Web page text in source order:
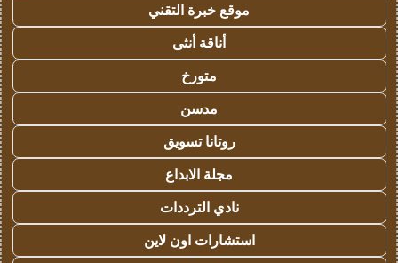
موقع خبرة التقني
أناقة أنثى
متورخ
مدسن
روتانا تسويق
مجلة الابداع
نادي الترددات
استشارات اون لاين